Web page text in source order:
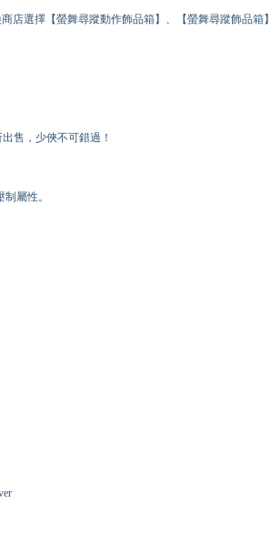
店選擇【螢舞尋蹤動作飾品箱】、【螢舞尋蹤飾品箱
售，少俠不可錯過！
屬性。